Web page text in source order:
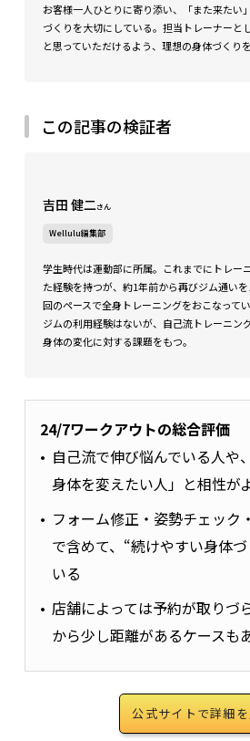
お客様一人ひとりに寄り添い、「また来たい
づくりを大切にしている。担当トレーナーと
と思っていただけるよう、理想の身体づくり
この記事の検証者
吉田 健二さん
Wellulu編集部
学生時代は運動部に所属。これまでにトレー
た経験を持つが、約1年前から再びジム通い
回のペースで全身トレーニングをおこなって
ジムの利用経験はないが、自己流トレーニン
身体の変化に対する課題をもつ。
24/7ワークアウトの総合評価
自己流で伸び悩んでいる人や
身体を変えたい人」と相性が
フォーム修正・姿勢チェック
で含めて、“続けやすい身体
いる
店舗によっては予約が取りづ
から少し距離があるケースも
公式サイトで詳細を